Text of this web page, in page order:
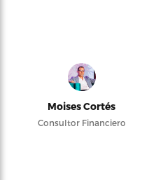
Moises Cortés
Consultor Financiero